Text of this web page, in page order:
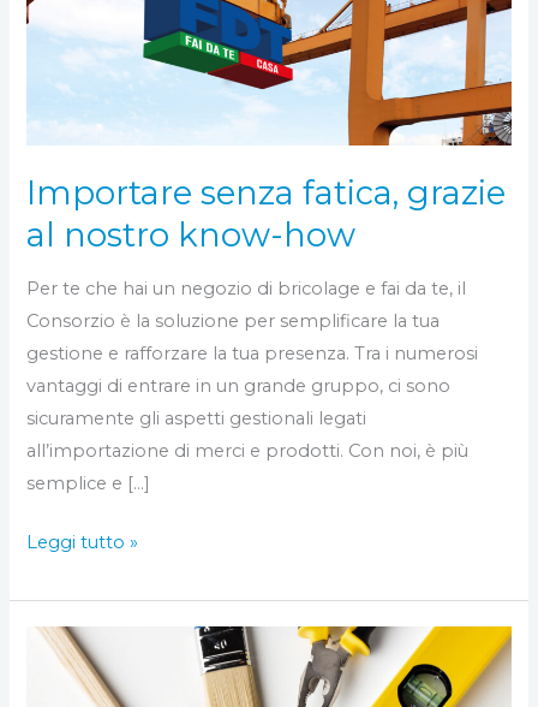
Importare senza fatica, grazie
al nostro know-how
Per te che hai un negozio di bricolage e fai da te, il
Consorzio è la soluzione per semplificare la tua
gestione e rafforzare la tua presenza. Tra i numerosi
vantaggi di entrare in un grande gruppo, ci sono
sicuramente gli aspetti gestionali legati
all’importazione di merci e prodotti. Con noi, è più
semplice e […]
al
nostro
know-
Leggi tutto »
Pinza,
martello